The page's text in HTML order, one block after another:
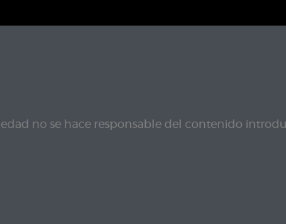
no se hace responsable del contenido